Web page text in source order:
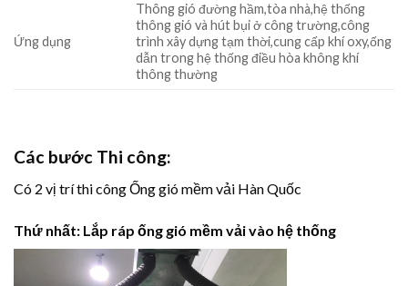
Ứng dụng
Thông gió đường hầm,tòa nhà,hệ thống
thông gió và hút bụi ở công trường,công
trình xây dựng tạm thời,cung cấp khí oxy,ống
dẫn trong hệ thống điều hòa không khí
thông thường
Các bước Thi công:
Có 2 vị trí thi công Ống gió mềm vải Hàn Quốc
Thứ nhất: Lắp ráp ống gió mềm vải vào hệ thống